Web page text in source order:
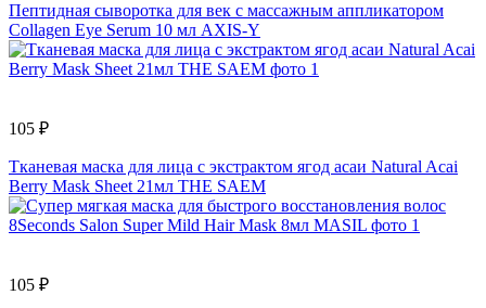
Пептидная сыворотка для век с массажным аппликатором
Collagen Eye Serum 10 мл AXIS-Y
105 ₽
Тканевая маска для лица с экстрактом ягод асаи Natural Acai
Berry Mask Sheet 21мл THE SAEM
105 ₽